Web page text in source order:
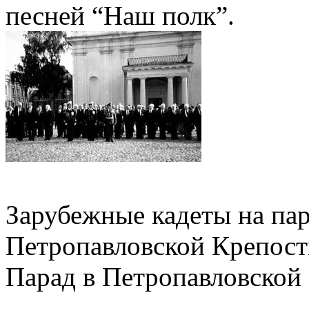
песней “Наш полк”.
Зарубежные кадеты на
Парад в